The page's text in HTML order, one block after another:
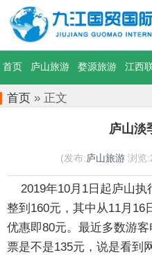
首页 庐山旅游 婺源旅游 江西
首页 » 正文
庐山淡
(发布:庐山旅游 浏览
2019年10月1日起庐山执
整到160元，其中从11月16
优惠即80元。最近多数游
票是不是135元，说是看到